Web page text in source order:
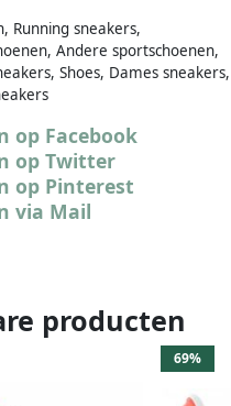
Running sneakers,
Andere sportschoenen,
Shoes, Dames sneakers,
producten
69%